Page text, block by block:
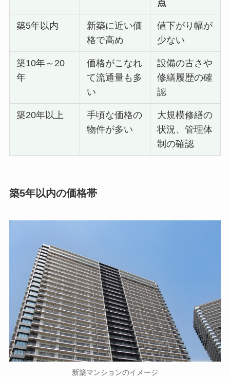
点
築5年以内
新築に近い価
格で高め
値下がり幅が
少ない
築10年～20
年
価格がこなれ
て流通量も多
い
設備の古さや
修繕履歴の確
認
築20年以上
手頃な価格の
物件が多い
大規模修繕の
状況、管理体
制の確認
築5年以内の価格帯
新築マンションのイメージ